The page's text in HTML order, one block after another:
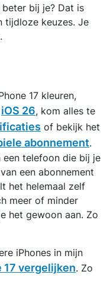
bij je? Dat is
tijdloze keuzes. Je
17 kleuren,
iOS 26, kom alles te
of bekijk het
abonnement.
een telefoon die bij je
een abonnement
het helemaal zelf
meer of minder
het gewoon aan. Zo
iPhones in mijn
17 vergelijken. Zo